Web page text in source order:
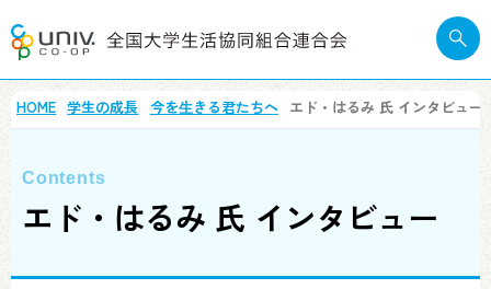
HOME 学生の成長 今を⽣きる君たちへ エド・はるみ 氏 インタビュー
エド・はるみ 氏 インタビュー